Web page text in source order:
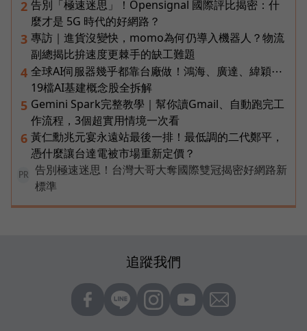
2 告別「極速迷思」！Opensignal 國際評比揭密：什
麼才是 5G 時代的好網路？
3 專訪｜進貨沒變快，momo為何仍導入機器人？物流
副總揭比拚速度更棘手的缺工難題
4 全球AI伺服器幾乎都靠台廠做！鴻海、廣達、緯穎⋯
19檔AI基建概念股全拆解
5 Gemini Spark完整教學｜幫你讀Gmail、自動跑完工
作流程，3個超實用情境一次看
6 黃仁勳兆元宴永遠站最後一排！最低調的二代鄭平，
憑什麼讓台達電被市場重新定價？
PR
告別極速迷思！台灣大哥大奪國際雙冠揭密好網路新
標準
追蹤我們